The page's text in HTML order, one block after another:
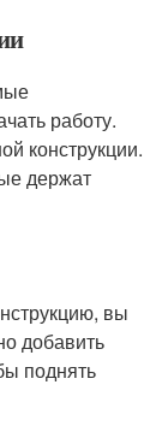
работу.
конструкции.
держат
вы
добавить
поднять